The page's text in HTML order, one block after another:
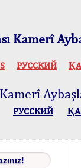
Kamerî
РУССКИЙ
РУССКИЙ